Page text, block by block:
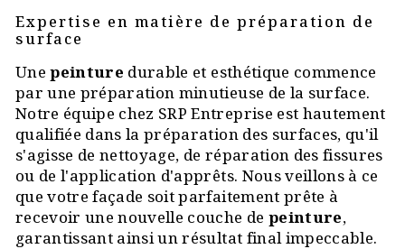
Expertise en matière de préparation de
surface
Unepeinture durable et esthétique commence
par une préparation minutieuse de la surface.
Notre équipe chez SRP Entreprise est hautement
qualifiée dans la préparation des surfaces, qu'il
s'agisse de nettoyage, de réparation des fissures
ou de l'application d'apprêts. Nous veillons à ce
que votre façade soit parfaitement prête à
recevoir une nouvelle couche de peinture,
garantissant ainsi un résultat final impeccable.